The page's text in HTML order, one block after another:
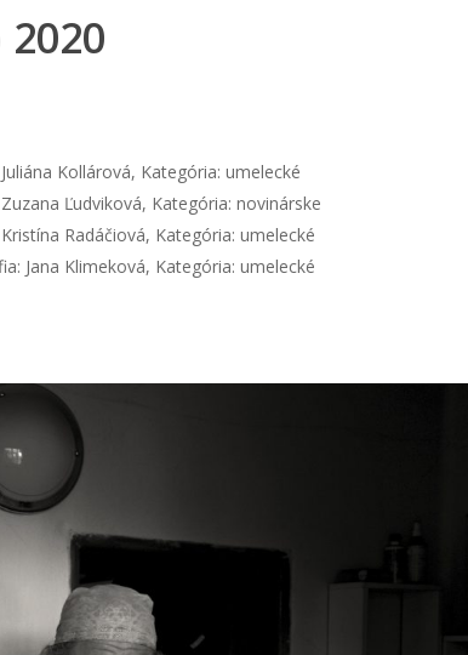
Kollárová, Kategória: umelecké
Ľudviková, Kategória: novinárske
Radáčiová, Kategória: umelecké
Jana Klimeková, Kategória: umelecké